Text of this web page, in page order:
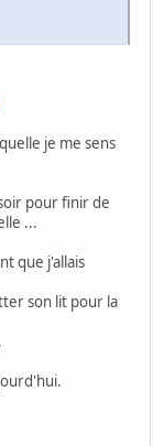
je me sens
pour finir de
...
que j'allais
son lit pour la